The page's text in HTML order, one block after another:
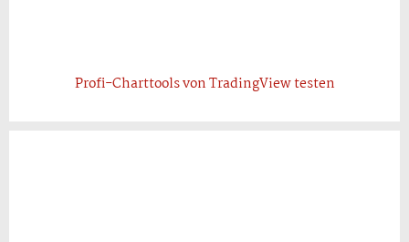
Profi-Charttools von TradingView testen